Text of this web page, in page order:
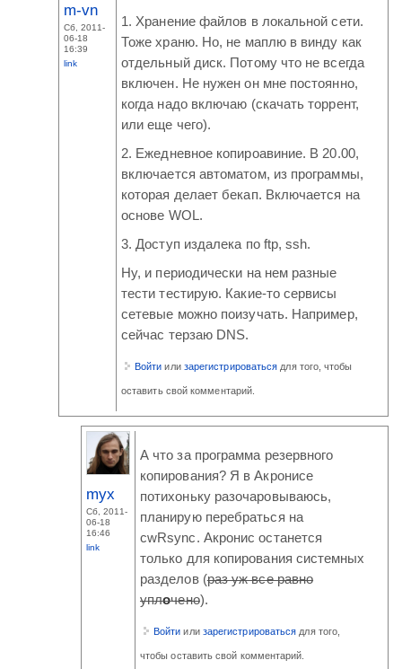
m-vn
Сб, 2011-
06-18
16:39
link
1. Хранение файлов в локальной сети.
Тоже храню. Но, не маплю в винду как
отдельный диск. Потому что не всегда
включен. Не нужен он мне постоянно,
когда надо включаю (скачать торрент,
или еще чего).
2. Ежедневное копироавиние. В 20.00,
включается автоматом, из программы,
которая делает бекап. Включается на
основе WOL.
3. Доступ издалека по ftp, ssh.
Ну, и периодически на нем разные
тести тестирую. Какие-то сервисы
сетевые можно поизучать. Например,
сейчас терзаю DNS.
Войти или зарегистрироваться для того, чтобы
оставить свой комментарий.
myx
Сб, 2011-
06-18
16:46
link
А что за программа резервного
копирования? Я в Акронисе
потихоньку разочаровываюсь,
планирую перебраться на
cwRsync. Акронис останется
только для копирования системных
разделов (раз уж все равно
уплочено).
Войти или зарегистрироваться для того,
чтобы оставить свой комментарий.